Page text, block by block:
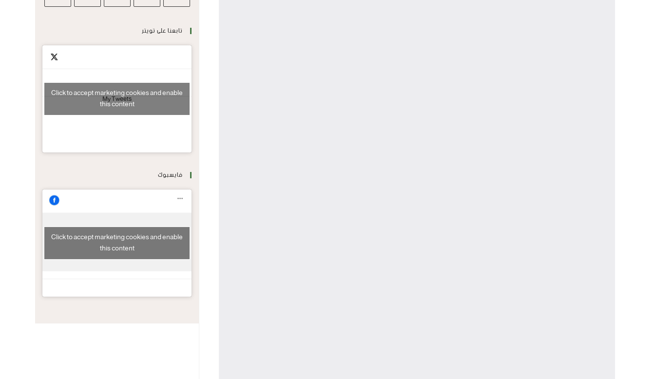
تابعنا على تويتر
My Tweets
Click to accept marketing cookies and enable
this content
فايسبوك
Click to accept marketing cookies and enable
this content